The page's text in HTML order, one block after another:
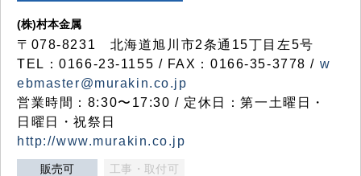
(株)村本金属
〒078-8231 北海道旭川市2条通15丁目左5号
TEL：0166-23-1155 / FAX：0166-35-3778 / w
ebmaster@murakin.co.jp
営業時間：8:30〜17:30 / 定休日：第一土曜日・
日曜日・祝祭日
http://www.murakin.co.jp
販売可 工事・取付可